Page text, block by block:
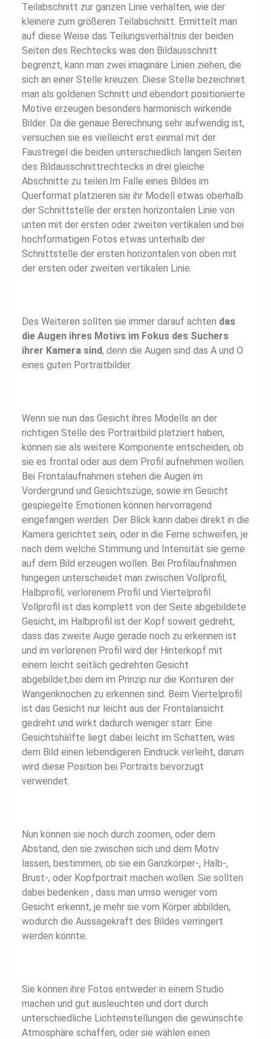
Teilabschnitt zur ganzen Linie verhalten, wie der
kleinere zum größeren Teilabschnitt. Ermittelt man
auf diese Weise das Teilungsverhältnis der beiden
Seiten des Rechtecks was den Bildausschnitt
begrenzt, kann man zwei imaginäre Linien ziehen, die
sich an einer Stelle kreuzen. Diese Stelle bezeichnet
man als goldenen Schnitt und ebendort positionierte
Motive erzeugen besonders harmonisch wirkende
Bilder. Da die genaue Berechnung sehr aufwendig ist,
versuchen sie es vielleicht erst einmal mit der
Faustregel die beiden unterschiedlich langen Seiten
des Bildausschnittrechtecks in drei gleiche
Abschnitte zu teilen.Im Falle eines Bildes im
Querformat platzieren sie ihr Modell etwas oberhalb
der Schnittstelle der ersten horizontalen Linie von
unten mit der ersten oder zweiten vertikalen und bei
hochformatigen Fotos etwas unterhalb der
Schnittstelle der ersten horizontalen von oben mit
der ersten oder zweiten vertikalen Linie.
Des Weiteren sollten sie immer darauf achten das
die Augen ihres Motivs im Fokus des Suchers
ihrer Kamera sind, denn die Augen sind das A und O
eines guten Portraitbilder.
Wenn sie nun das Gesicht ihres Modells an der
richtigen Stelle des Portraitbild platziert haben,
können sie als weitere Komponente entscheiden, ob
sie es frontal oder aus dem Profil aufnehmen wollen.
Bei Frontalaufnahmen stehen die Augen im
Vordergrund und Gesichtszüge, sowie im Gesicht
gespiegelte Emotionen können hervorragend
eingefangen werden. Der Blick kann dabei direkt in die
Kamera gerichtet sein, oder in die Ferne schweifen, je
nach dem welche Stimmung und Intensität sie gerne
auf dem Bild erzeugen wollen. Bei Profilaufnahmen
hingegen unterscheidet man zwischen Vollprofil,
Halbprofil, verlorenem Profil und Viertelprofil.
Vollprofil ist das komplett von der Seite abgebildete
Gesicht, im Halbprofil ist der Kopf soweit gedreht,
dass das zweite Auge gerade noch zu erkennen ist
und im verlorenen Profil wird der Hinterkopf mit
einem leicht seitlich gedrehten Gesicht
abgebildet,bei dem im Prinzip nur die Konturen der
Wangenknochen zu erkennen sind. Beim Viertelprofil
ist das Gesicht nur leicht aus der Frontalansicht
gedreht und wirkt dadurch weniger starr. Eine
Gesichtshälfte liegt dabei leicht im Schatten, was
dem Bild einen lebendigeren Eindruck verleiht, darum
wird diese Position bei Portraits bevorzugt
verwendet.
Nun können sie noch durch zoomen, oder dem
Abstand, den sie zwischen sich und dem Motiv
lassen, bestimmen, ob sie ein Ganzkörper-, Halb-,
Brust-, oder Kopfportrait machen wollen. Sie sollten
dabei bedenken , dass man umso weniger vom
Gesicht erkennt, je mehr sie vom Körper abbilden,
wodurch die Aussagekraft des Bildes verringert
werden könnte.
Sie können ihre Fotos entweder in einem Studio
machen und gut ausleuchten und dort durch
unterschiedliche Lichteinstellungen die gewünschte
Atmosphäre schaffen, oder sie wählen einen